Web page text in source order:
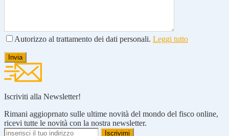
Autorizzo al trattamento dei dati personali. Leggi tutto
Iscriviti alla Newsletter!
Rimani aggioprnato sulle ultime novità del mondo del fisco online,
ricevi tutte le novità con la nostra newsletter.